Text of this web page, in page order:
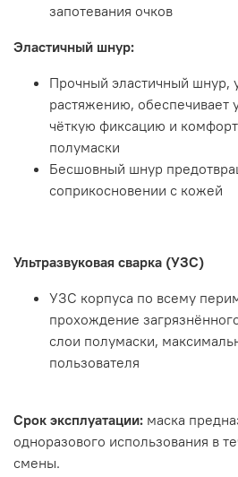
запотевания очков
Эластичный шнур:
Прочный эластичный шнур,
растяжению, обеспечивает
чёткую фиксацию и
полумаски
Бесшовный шнур
соприкосновении с кожей
Ультразвуковая сварка (УЗС)
УЗС корпуса по всему
прохождение
слои полумаски,
пользователя
Срок эксплуатации: маска
одноразового использования в
смены.